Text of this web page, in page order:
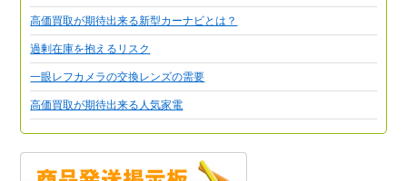
高価買取が期待出来る新型カーナビとは？
過剰在庫を抱えるリスク
一眼レフカメラの交換レンズの需要
高価買取が期待出来る人気家電